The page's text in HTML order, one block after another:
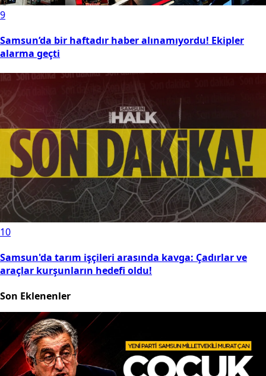
9
Samsun’da bir haftadır haber alınamıyordu! Ekipler
alarma geçti
10
Samsun'da tarım işçileri arasında kavga: Çadırlar ve
araçlar kurşunların hedefi oldu!
Son Eklenenler